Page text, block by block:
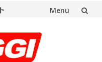
Menu